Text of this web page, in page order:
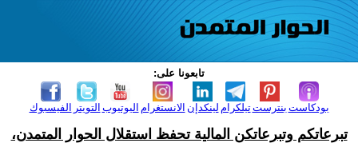
تابعونا على:
الفيسبوك التويتر اليوتيوب الانستغرام لينكدإن تيلكرامبنترست بودكاست
تبرعاتكم وتبرعاتكن المالية تحفظ استقلال الحوار المتمدن،